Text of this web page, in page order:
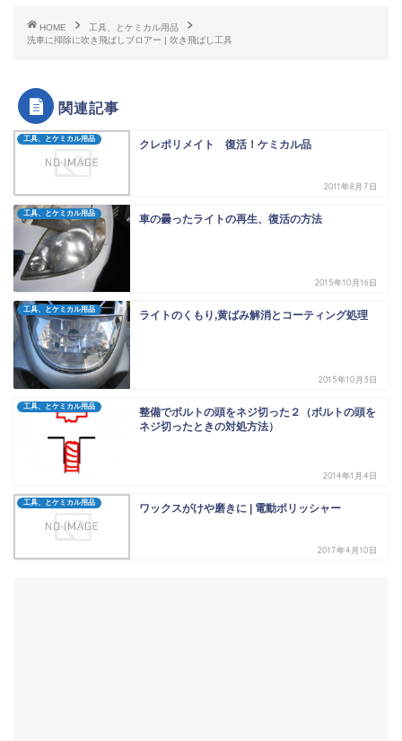
HOME
工具、とケミカル用品
洗車に掃除に吹き飛ばしブロアー | 吹き飛ばし工具
関連記事
工具、とケミカル用品 クレポリメイト 復活！ケミカル品
2011年8月7日
工具、とケミカル用品 車の曇ったライトの再生、復活の方法
2015年10月16日
工具、とケミカル用品 ライトのくもり,黄ばみ解消とコーティング処理
2015年10月3日
工具、とケミカル用品
整備でボルトの頭をネジ切った２（ボルトの頭を
ネジ切ったときの対処方法）
2014年1月4日
工具、とケミカル用品 ワックスがけや磨きに | 電動ポリッシャー
2017年4月10日